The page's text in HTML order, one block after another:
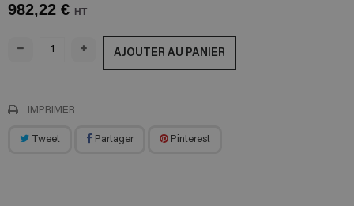
982,22 € HT
AJOUTER AU PANIER
IMPRIMER
Tweet Partager Pinterest